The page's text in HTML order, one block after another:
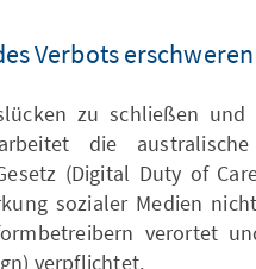
Verbots erschweren
zu schließen
die
(Digital Duty of
sozialer Medien
verortet
verpflichtet.